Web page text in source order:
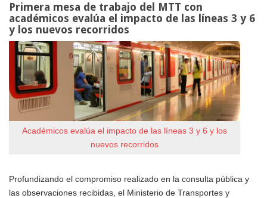
Primera mesa de trabajo del MTT con
académicos evalúa el impacto de las líneas 3 y 6
y los nuevos recorridos
Académicos evalúa el impacto de las líneas 3 y 6 y los
nuevos recorridos
Profundizando el compromiso realizado en la consulta pública y
las observaciones recibidas, el Ministerio de Transportes y